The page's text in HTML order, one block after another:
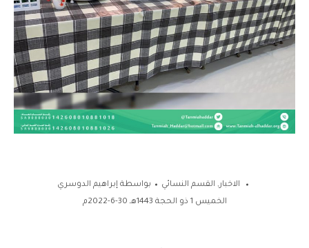
الاخبار, القسم النسائي بواسطةإبراهيم الدوسري
الخميس 1 ذو الحجة 1443هـ 30-6-2022م